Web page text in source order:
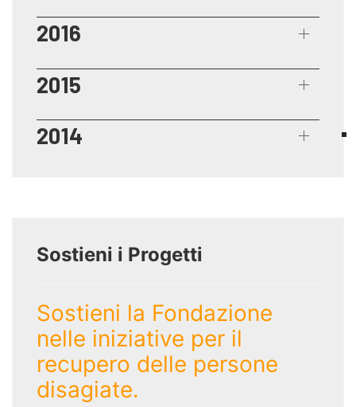
2016
2015
2014
Sostieni i Progetti
Sostieni la Fondazione
nelle iniziative per il
recupero delle persone
disagiate.